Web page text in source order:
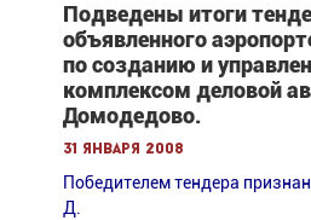
Подведены итоги
объявленного
по созданию и
комплексом деловой
Домодедово.
31 января 2008
Победителем тендера
Д.